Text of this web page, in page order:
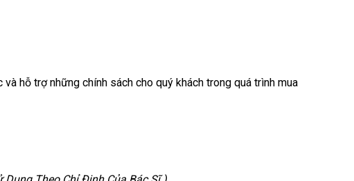
hỗ trợ những chính sách cho quý khách trong quá trình mua